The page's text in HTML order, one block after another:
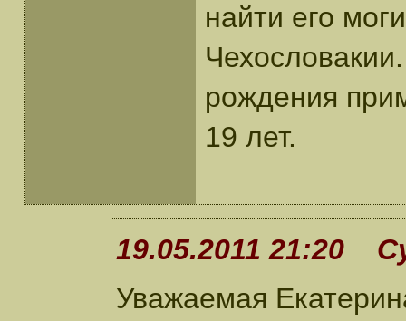
найти его
рождения
19 лет.
19.05.2011 21:20
Уважаемая